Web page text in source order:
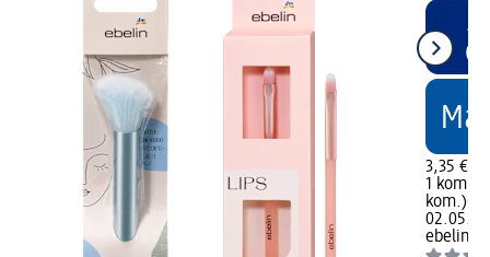
3,35 €
1 kom.
kom.)
ebelin